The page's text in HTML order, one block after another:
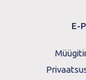
E-